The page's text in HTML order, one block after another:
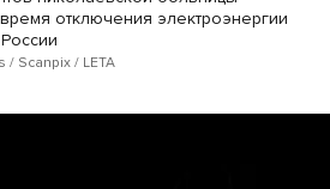
отключения электроэнергии
/ Scanpix / LETA